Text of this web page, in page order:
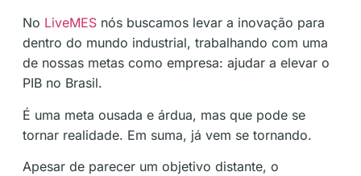
No LiveMES nós buscamos levar a inovação para
dentro do mundo industrial, trabalhando com uma
de nossas metas como empresa: ajudar a elevar o
PIB no Brasil.
É uma meta ousada e árdua, mas que pode se
tornar realidade. Em suma, já vem se tornando.
Apesar de parecer um objetivo distante, o